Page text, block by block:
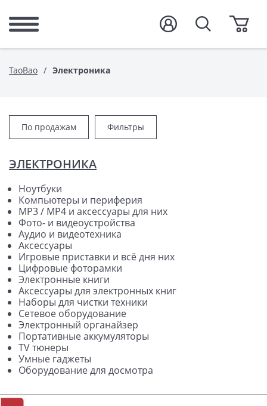
TaoBao Электроника
По продажам Фильтры
ЭЛЕКТРОНИКА
Ноутбуки
Компьютеры и периферия
MP3 / MP4 и аксессуары для них
Фото- и видеоустройства
Аудио и видеотехника
Аксессуары
Игровые приставки и всё дня них
Цифровые фоторамки
Электронные книги
Аксессуары для электронных книг
Наборы для чистки техники
Сетевое оборудование
Электронный органайзер
Портативные аккумуляторы
TV тюнеры
Умные гаджеты
Оборудование для досмотра